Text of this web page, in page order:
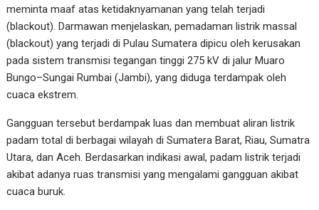
meminta maaf atas ketidaknyamanan yang telah terjadi
(blackout). Darmawan menjelaskan, pemadaman listrik massal
(blackout) yang terjadi di Pulau Sumatera dipicu oleh kerusakan
pada sistem transmisi tegangan tinggi 275 kV di jalur Muaro
Bungo–Sungai Rumbai (Jambi), yang diduga terdampak oleh
cuaca ekstrem.
Gangguan tersebut berdampak luas dan membuat aliran listrik
padam total di berbagai wilayah di Sumatera Barat, Riau, Sumatra
Utara, dan Aceh. Berdasarkan indikasi awal, padam listrik terjadi
akibat adanya ruas transmisi yang mengalami gangguan akibat
cuaca buruk.